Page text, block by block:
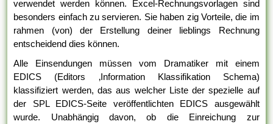
verwendet werden können. Excel-Rechnungsvorlagen sind
besonders einfach zu servieren. Sie haben zig Vorteile, die im
rahmen (von) der Erstellung deiner lieblings Rechnung
entscheidend dies können.
Alle Einsendungen müssen vom Dramatiker mit einem
EDICS (Editors ‚Information Klassifikation Schema)
klassifiziert werden, das aus welcher Liste der spezielle auf
der SPL EDICS-Seite veröffentlichten EDICS ausgewählt
wurde. Unabhängig davon, ob die Einreichung zur